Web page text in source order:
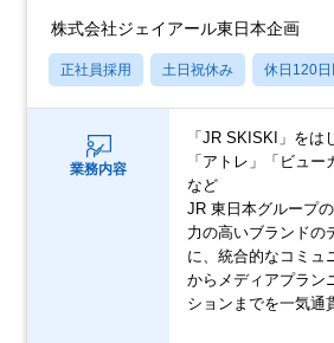
株式会社ジェイアール東日本企画
正社員採用 土日祝休み 休日120日
業務内容
「JR SKISKI」をは
「アトレ」「ビュー
など
JR 東日本グループ
力の高いブランドの
に、統合的なコミュ
からメディアプラン
ションまでを一気通